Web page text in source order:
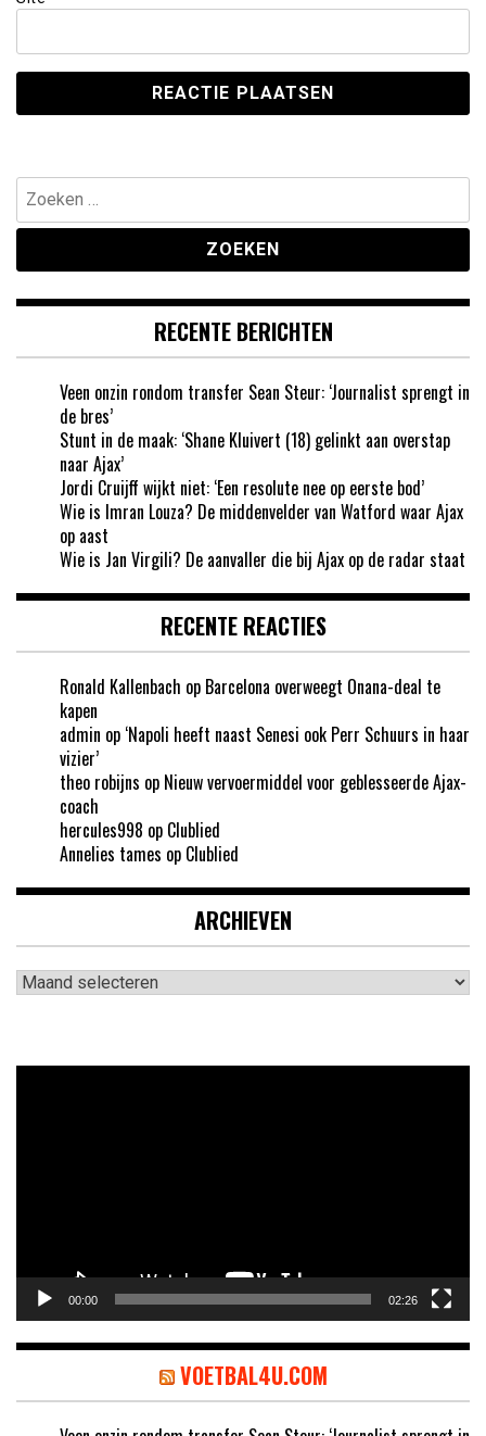
Zoeken
naar:
RECENTE BERICHTEN
Veen onzin rondom transfer Sean Steur: ‘Journalist sprengt in
de bres’
Stunt in de maak: ‘Shane Kluivert (18) gelinkt aan overstap
naar Ajax’
Jordi Cruijff wijkt niet: ‘Een resolute nee op eerste bod’
Wie is Imran Louza? De middenvelder van Watford waar Ajax
op aast
Wie is Jan Virgili? De aanvaller die bij Ajax op de radar staat
RECENTE REACTIES
Ronald Kallenbach op Barcelona overweegt Onana-deal te
kapen
admin op ‘Napoli heeft naast Senesi ook Perr Schuurs in haar
vizier’
theo robijns op Nieuw vervoermiddel voor geblesseerde Ajax-
coach
hercules998 op Clublied
Annelies tames op Clublied
ARCHIEVEN
Archieven
00:00 02:26
VOETBAL4U.COM